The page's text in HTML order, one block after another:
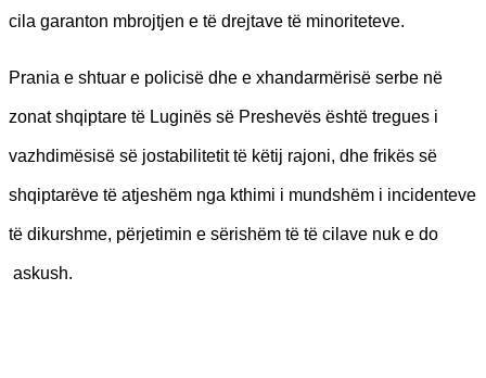
cila garanton mbrojtjen e të drejtave të minoriteteve.
Prania e shtuar e policisë dhe e xhandarmërisë serbe në
zonat shqiptare të Luginës së Preshevës është tregues i
vazhdimësisë së jostabilitetit të këtij rajoni, dhe frikës së
shqiptarëve të atjeshëm nga kthimi i mundshëm i incidenteve
të dikurshme, përjetimin e sërishëm të të cilave nuk e do
askush.